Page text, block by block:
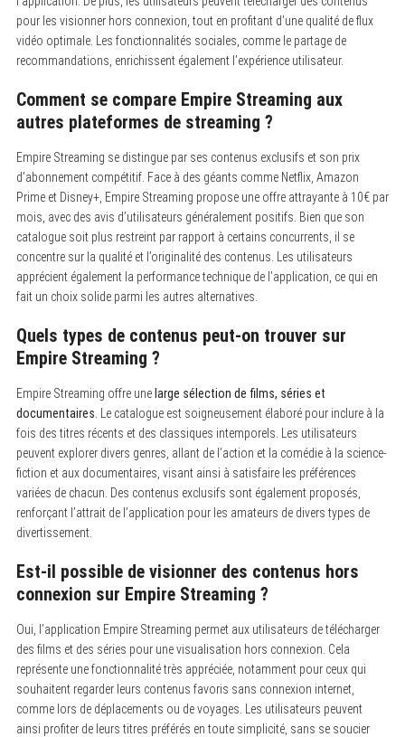
pour les visionner hors connexion, tout en profitant d’une qualité de flux
vidéo optimale. Les fonctionnalités sociales, comme le partage de
recommandations, enrichissent également l’expérience utilisateur.
Comment se compare Empire Streaming aux
autres plateformes de streaming ?
Empire Streaming se distingue par ses contenus exclusifs et son prix
d’abonnement compétitif. Face à des géants comme Netflix, Amazon
Prime et Disney+, Empire Streaming propose une offre attrayante à 10€ par
mois, avec des avis d’utilisateurs généralement positifs. Bien que son
catalogue soit plus restreint par rapport à certains concurrents, il se
concentre sur la qualité et l’originalité des contenus. Les utilisateurs
apprécient également la performance technique de l’application, ce qui en
fait un choix solide parmi les autres alternatives.
Quels types de contenus peut-on trouver sur
Empire Streaming ?
Empire Streaming offre une large sélection de films, séries et
documentaires . Le catalogue est soigneusement élaboré pour inclure à la
fois des titres récents et des classiques intemporels. Les utilisateurs
peuvent explorer divers genres, allant de l’action et la comédie à la science-
fiction et aux documentaires, visant ainsi à satisfaire les préférences
variées de chacun. Des contenus exclusifs sont également proposés,
renforçant l’attrait de l’application pour les amateurs de divers types de
divertissement.
Est-il possible de visionner des contenus hors
connexion sur Empire Streaming ?
Oui, l’application Empire Streaming permet aux utilisateurs de télécharger
des films et des séries pour une visualisation hors connexion. Cela
représente une fonctionnalité très appréciée, notamment pour ceux qui
souhaitent regarder leurs contenus favoris sans connexion internet,
comme lors de déplacements ou de voyages. Les utilisateurs peuvent
ainsi profiter de leurs titres préférés en toute simplicité, sans se soucier